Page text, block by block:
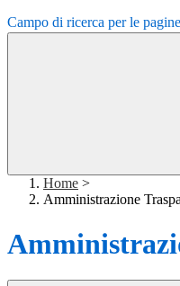
Campo di ricerca per le
Home >
Amministrazione